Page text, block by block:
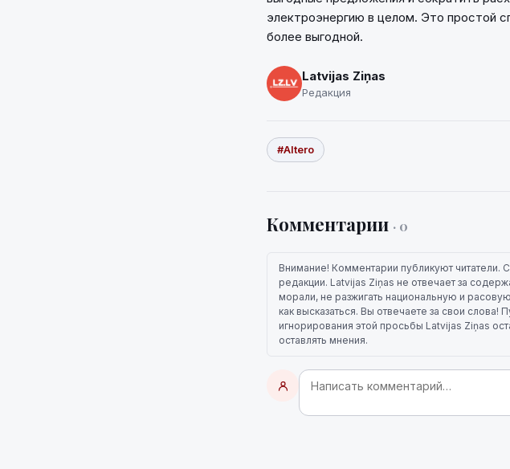
электроэнергию в целом. Это простой
более выгодной.
Latvijas Ziņas
Редакция
#Altero
Комментарии · 0
Внимание! Комментарии публикуют читатели.
редакции. Latvijas Ziņas не отвечает за
морали, не разжигать национальную и
как высказаться. Вы отвечаете за свои
игнорирования этой просьбы Latvijas Ziņas
оставлять мнения.